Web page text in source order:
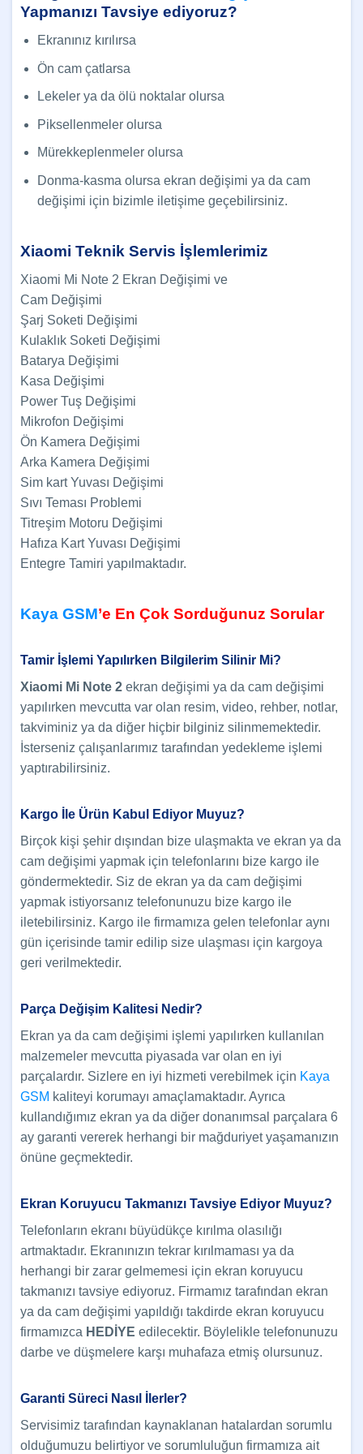
Yapmanızı Tavsiye ediyoruz?
Ekranınız kırılırsa
Ön cam çatlarsa
Lekeler ya da ölü noktalar olursa
Piksellenmeler olursa
Mürekkeplenmeler olursa
Donma-kasma olursa ekran değişimi ya da cam
değişimi için bizimle iletişime geçebilirsiniz.
Xiaomi Teknik Servis İşlemlerimiz
Xiaomi Mi Note 2 Ekran Değişimi ve
Cam Değişimi
Şarj Soketi Değişimi
Kulaklık Soketi Değişimi
Batarya Değişimi
Kasa Değişimi
Power Tuş Değişimi
Mikrofon Değişimi
Ön Kamera Değişimi
Arka Kamera Değişimi
Sim kart Yuvası Değişimi
Sıvı Teması Problemi
Titreşim Motoru Değişimi
Hafıza Kart Yuvası Değişimi
Entegre Tamiri yapılmaktadır.
Kaya GSM’e En Çok Sorduğunuz Sorular
Tamir İşlemi Yapılırken Bilgilerim Silinir Mi?
Xiaomi Mi Note 2 ekran değişimi ya da cam değişimi
yapılırken mevcutta var olan resim, video, rehber, notlar,
takviminiz ya da diğer hiçbir bilginiz silinmemektedir.
İsterseniz çalışanlarımız tarafından yedekleme işlemi
yaptırabilirsiniz.
Kargo İle Ürün Kabul Ediyor Muyuz?
Birçok kişi şehir dışından bize ulaşmakta ve ekran ya da
cam değişimi yapmak için telefonlarını bize kargo ile
göndermektedir. Siz de ekran ya da cam değişimi
yapmak istiyorsanız telefonunuzu bize kargo ile
iletebilirsiniz. Kargo ile firmamıza gelen telefonlar aynı
gün içerisinde tamir edilip size ulaşması için kargoya
geri verilmektedir.
Parça Değişim Kalitesi Nedir?
Ekran ya da cam değişimi işlemi yapılırken kullanılan
malzemeler mevcutta piyasada var olan en iyi
parçalardır. Sizlere en iyi hizmeti verebilmek için Kaya
GSM kaliteyi korumayı amaçlamaktadır. Ayrıca
kullandığımız ekran ya da diğer donanımsal parçalara 6
ay garanti vererek herhangi bir mağduriyet yaşamanızın
önüne geçmektedir.
Ekran Koruyucu Takmanızı Tavsiye Ediyor Muyuz?
Telefonların ekranı büyüdükçe kırılma olasılığı
artmaktadır. Ekranınızın tekrar kırılmaması ya da
herhangi bir zarar gelmemesi için ekran koruyucu
takmanızı tavsiye ediyoruz. Firmamız tarafından ekran
ya da cam değişimi yapıldığı takdirde ekran koruyucu
firmamızca HEDİYE edilecektir. Böylelikle telefonunuzu
darbe ve düşmelere karşı muhafaza etmiş olursunuz.
Garanti Süreci Nasıl İlerler?
Servisimiz tarafından kaynaklanan hatalardan sorumlu
olduğumuzu belirtiyor ve sorumluluğun firmamıza ait